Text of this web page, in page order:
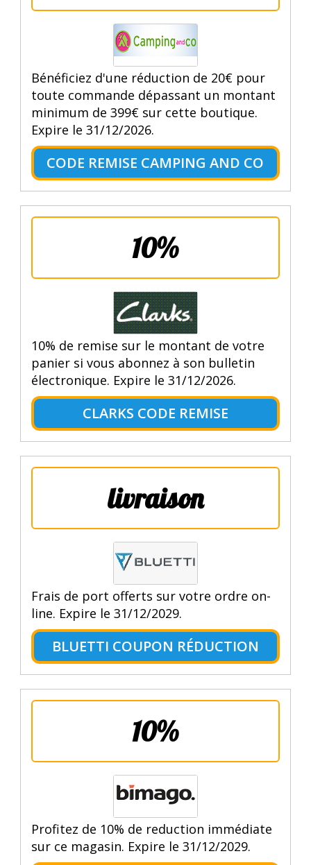
Bénéficiez d'une réduction de 20€ pour
toute commande dépassant un montant
minimum de 399€ sur cette boutique.
Expire le 31/12/2026.
CODE REMISE CAMPING AND CO
10%
10% de remise sur le montant de votre
panier si vous abonnez à son bulletin
électronique. Expire le 31/12/2026.
CLARKS CODE REMISE
livraison
Frais de port offerts sur votre ordre on-
line. Expire le 31/12/2029.
BLUETTI COUPON RÉDUCTION
10%
Profitez de 10% de reduction immédiate
sur ce magasin. Expire le 31/12/2029.